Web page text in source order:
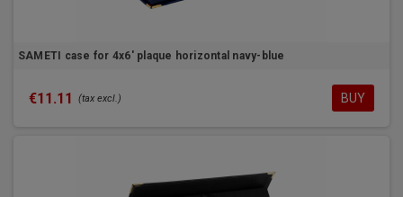
SAMETI case for 4x6' plaque horizontal navy-blue
€11.11 (tax excl.) BUY